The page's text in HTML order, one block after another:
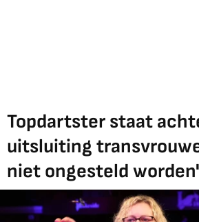
Topdartster staat
uitsluiting
niet ongesteld worden'